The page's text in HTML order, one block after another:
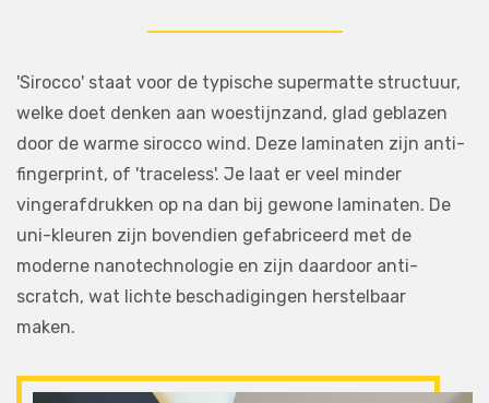
'Sirocco' staat voor de typische supermatte structuur,
welke doet denken aan woestijnzand, glad geblazen
door de warme sirocco wind. Deze laminaten zijn anti-
fingerprint, of 'traceless'. Je laat er veel minder
vingerafdrukken op na dan bij gewone laminaten. De
uni-kleuren zijn bovendien gefabriceerd met de
moderne nanotechnologie en zijn daardoor anti-
scratch, wat lichte beschadigingen herstelbaar
maken.